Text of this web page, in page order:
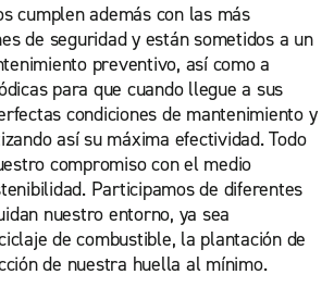
cumplen además con las más
de seguridad y están sometidos a un
preventivo, así como a
para que cuando llegue a sus
condiciones de mantenimiento y
así su máxima efectividad. Todo
compromiso con el medio
Participamos de diferentes
nuestro entorno, ya sea
de combustible, la plantación de
de nuestra huella al mínimo.